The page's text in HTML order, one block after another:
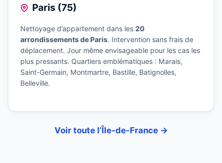
Paris (75)
Nettoyage d’appartement dans les 20
arrondissements de Paris. Intervention sans frais de
déplacement. Jour même envisageable pour les cas les
plus pressants. Quartiers emblématiques : Marais,
Saint-Germain, Montmartre, Bastille, Batignolles,
Belleville.
Voir toute l’Île-de-France →